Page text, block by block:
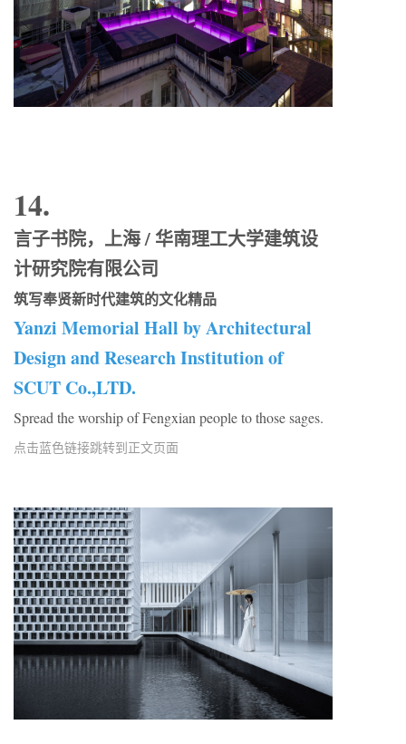
14.
言子书院，上海 / 华南理工大学建筑设
计研究院有限公司
筑写奉贤新时代建筑的文化精品
Yanzi Memorial Hall by Architectural
Design and Research Institution of
SCUT Co.,LTD.
Spread the worship of Fengxian people to those sages.
点击蓝色链接跳转到正文页面